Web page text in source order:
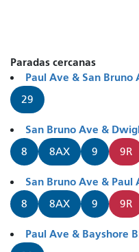
Paradas cercanas
Paul Ave & San
29
San Bruno Ave &
8 8AX 9 9R
San Bruno Ave &
8 8AX 9 9R
Paul Ave & Bayshore